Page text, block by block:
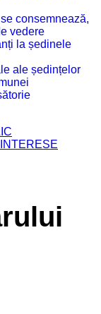
consemnează,
vedere
la ședinele
ale ședințelor